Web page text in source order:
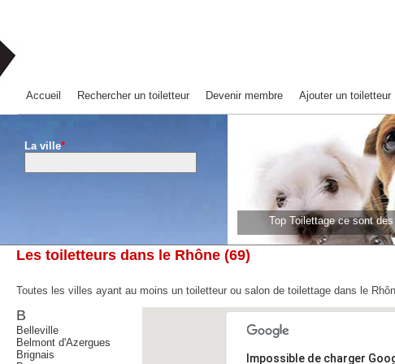
Accueil Rechercher un toiletteur Devenir membre Ajouter un toiletteur
La ville*
Top Toilettage ce sont des
Top Toilettage ce sont
Les toiletteurs dans le Rhône (69)
Toutes les villes ayant au moins un toiletteur ou salon de toilettage dans le
B
Belleville
Belmont d'Azergues
Brignais
Impossible de charger